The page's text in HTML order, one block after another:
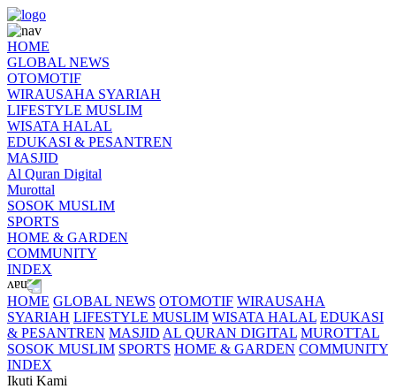
HOME
GLOBAL NEWS
OTOMOTIF
WIRAUSAHA SYARIAH
LIFESTYLE MUSLIM
WISATA HALAL
EDUKASI & PESANTREN
MASJID
Al Quran Digital
Murottal
SOSOK MUSLIM
SPORTS
HOME & GARDEN
COMMUNITY
INDEX
HOME GLOBAL NEWS OTOMOTIF WIRAUSAHA
SYARIAH LIFESTYLE MUSLIM WISATA HALAL EDUKASI
& PESANTREN MASJID AL QURAN DIGITAL MUROTTAL
SOSOK MUSLIM SPORTS HOME & GARDEN COMMUNITY
INDEX
Ikuti Kami